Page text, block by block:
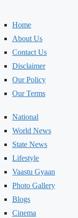
Home
About Us
Contact Us
Disclaimer
Our Policy
Our Terms
National
World News
State News
Lifestyle
Vaastu Gyaan
Photo Gallery
Blogs
Cinema